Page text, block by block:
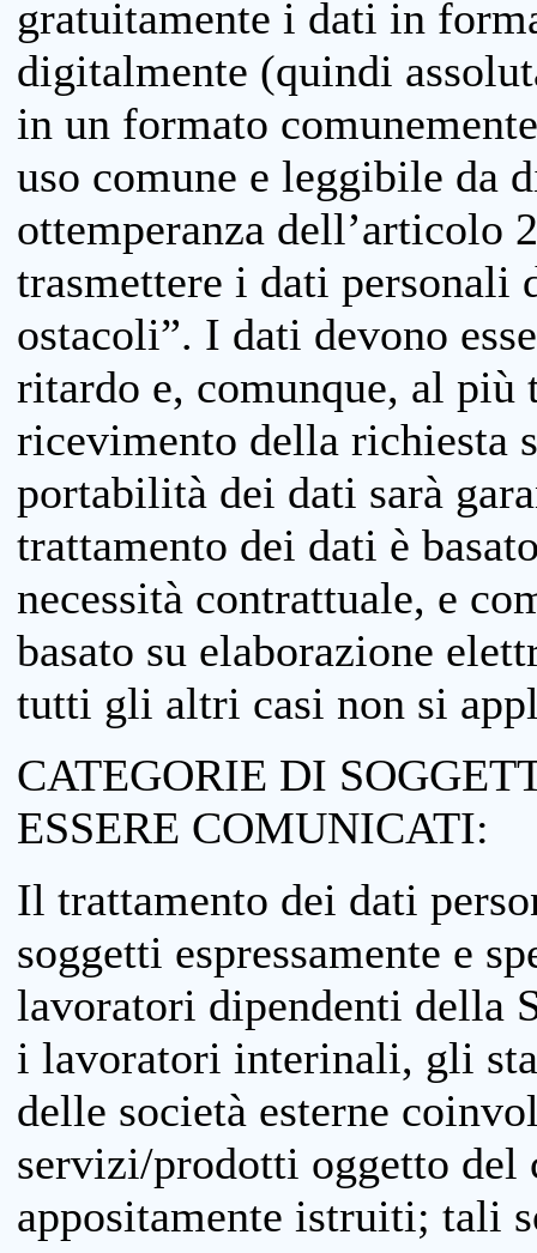
gratuitamente i dati in
digitalmente (quindi
in un formato
uso comune e leggibile da
ottemperanza dell’articolo
trasmettere i dati personali
ostacoli”. I dati devono
ritardo e, comunque, al più
ricevimento della richiesta
portabilità dei dati sarà
trattamento dei dati è
necessità contrattuale, e
basato su elaborazione
tutti gli altri casi non si
CATEGORIE DI
ESSERE COMUNICATI:
Il trattamento dei dati
soggetti espressamente e
lavoratori dipendenti della
i lavoratori interinali, gli
delle società esterne
servizi/prodotti oggetto
appositamente istruiti; tali